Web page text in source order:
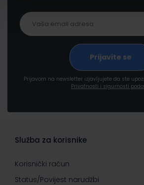
Prijavom na newsletter izjavljujete da ste
Privatnosti i sigurnosti
Služba za korisnike
Korisnički račun
Status/Povijest narudžbi